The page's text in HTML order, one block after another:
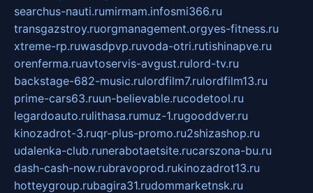
searchus-nauti.rumirmam.infosmi366.ru
transgazstroy.ruorgmanagement.orgyes-fitness.ru
xtreme-rp.ruwasdpvp.ruvoda-otri.rutishinapve.ru
orenferma.ruavtoservis-avgust.rulord-tv.ru
backstage-682-music.rulordfilm7.rulordfilm13.ru
prime-cars63.ruun-believable.rucodetool.ru
legardoauto.rulithasa.rumuz-1.rugooddver.ru
kinozadrot-3.ruqr-plus-promo.ru2shizashop.ru
udalenka-club.runerabotaetsite.rucarszona-bu.ru
dash-cash-now.rubravoprod.rukinozadrot13.ru
hotteygroup.rubagira31.rudommarketnsk.ru